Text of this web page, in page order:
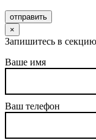
отправить
×
Запишитесь в секцию
Ваше имя
Ваш телефон